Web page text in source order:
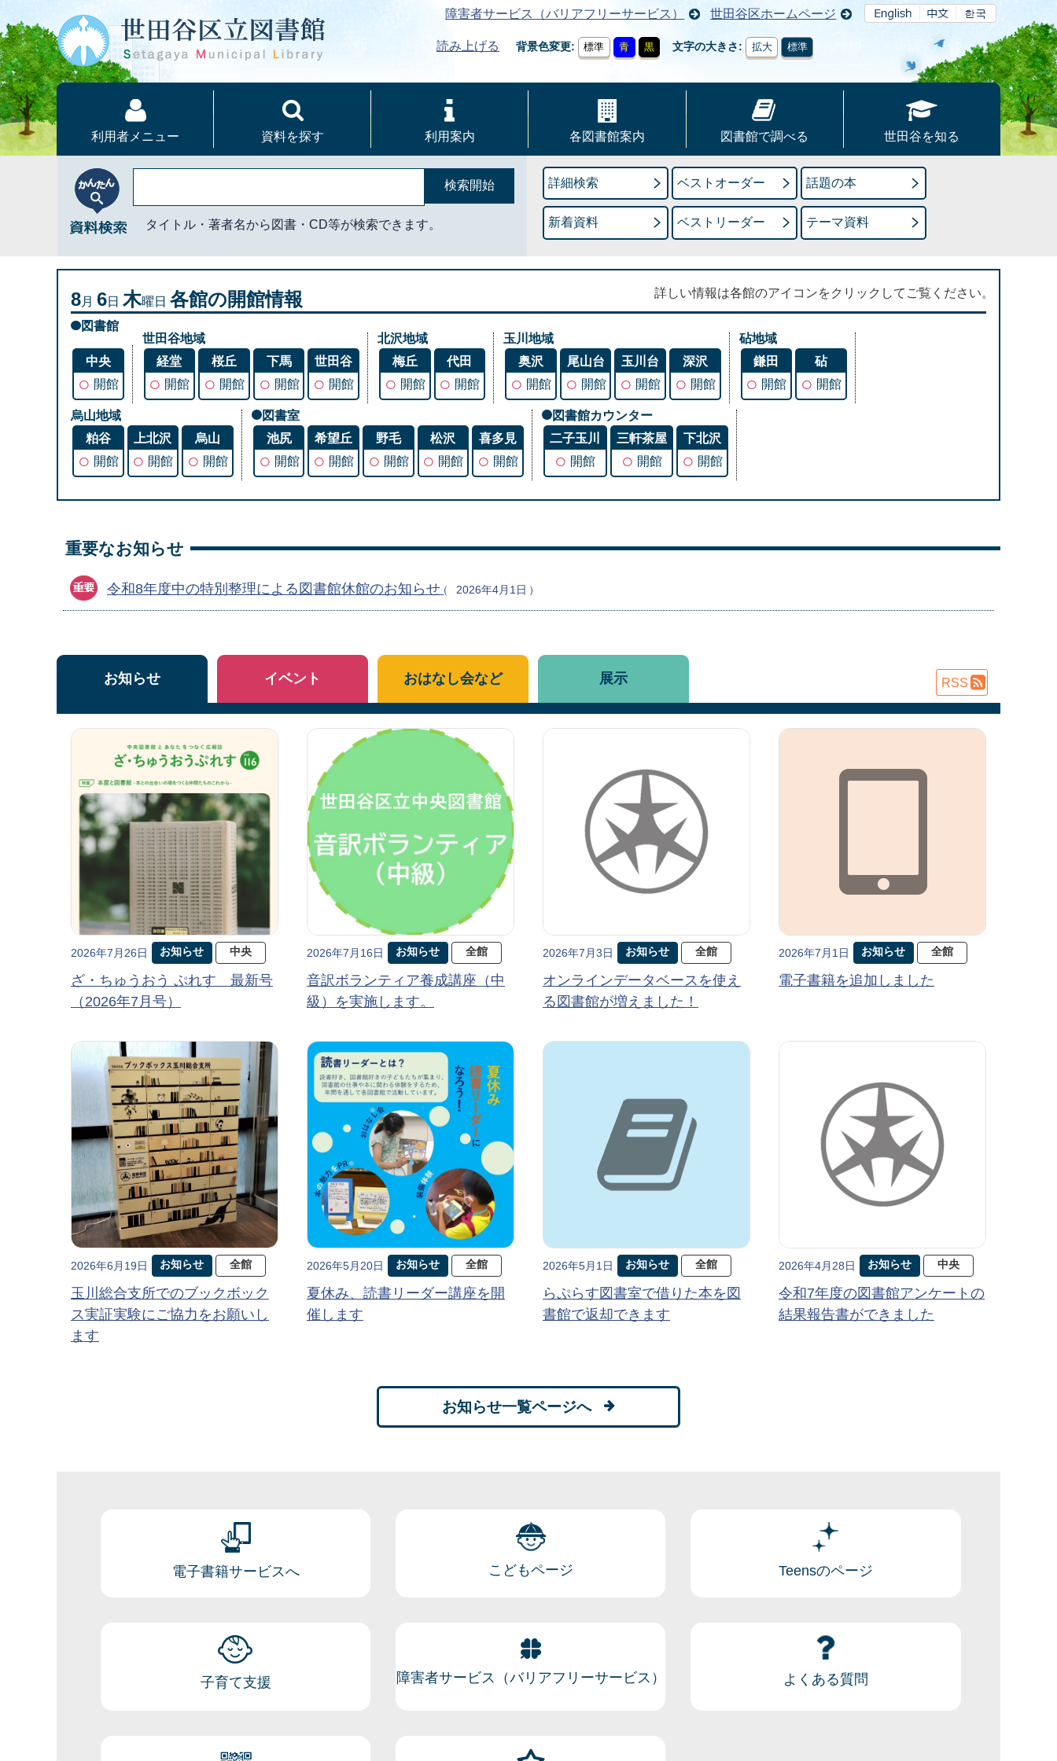
障害者サービス（バリアフリーサービス） 世田谷区ホームページ
読み上げる 背景色変更 標準 青 黒 文字の大きさ 拡大 標準
利用者メニュー 資料を探す 利用案内 各図書館案内 図書館で調べる 世田谷を知る
タイトル・著者名から図書・CD等が検索できます。
詳細検索 ベストオーダー 話題の本
新着資料 ベストリーダー テーマ資料
8月 6日 木曜日 各館の開館情報 詳しい情報は各館のアイコンをクリックしてご覧ください。
図書館
中央
○ 開館
世田谷地域
経堂
○ 開館
桜丘
○ 開館
下馬
○ 開館
世田谷
○ 開館
北沢地域
梅丘
○ 開館
代田
○ 開館
玉川地域
奥沢
○ 開館
尾山台
○ 開館
玉川台
○ 開館
深沢
○ 開館
砧地域
鎌田
○ 開館
砧
○ 開館
烏山地域
粕谷
○ 開館
上北沢
○ 開館
烏山
○ 開館
図書室
池尻
○ 開館
希望丘
○ 開館
野毛
○ 開館
松沢
○ 開館
喜多見
○ 開館
図書館カウンター
二子玉川
○ 開館
三軒茶屋
○ 開館
下北沢
○ 開館
重要なお知らせ
令和8年度中の特別整理による図書館休館のお知らせ 2026年4月1日
お知らせ
2026年7月26日 お知らせ 中央
ざ・ちゅうおう ぷれす 最新号
（2026年7月号）
2026年7月16日 お知らせ 全館
音訳ボランティア養成講座（中
級）を実施します。
2026年7月3日 お知らせ 全館
オンラインデータベースを使え
る図書館が増えました！
2026年7月1日 お知らせ 全館
電子書籍を追加しました
2026年6月19日 お知らせ 全館
玉川総合支所でのブックボック
ス実証実験にご協力をお願いし
ます
2026年5月20日 お知らせ 全館
夏休み、読書リーダー講座を開
催します
2026年5月1日 お知らせ 全館
らぷらす図書室で借りた本を図
書館で返却できます
2026年4月28日 お知らせ 中央
令和7年度の図書館アンケートの
結果報告書ができました
お知らせ一覧ページへ
イベント おはなし会など 展示 RSS
電子書籍サービスへ こどもページ Teensのページ
子育て支援 障害者サービス（バリアフリーサービス） よくある質問